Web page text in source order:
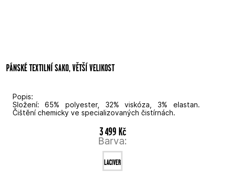
PÁNSKÉ TEXTILNÍ SAKO, VĚTŠÍ VELIKOST
Popis:
Složení: 65% polyester, 32% viskóza, 3% elastan.
Čištění chemicky ve specializovaných čistírnách.
3 499 Kč
Barva:
LACIVERT